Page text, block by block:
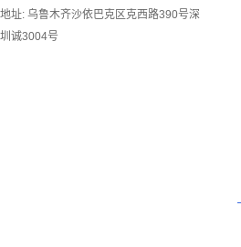
地址: 乌鲁木齐沙依巴克区克西路390号深
圳诚3004号